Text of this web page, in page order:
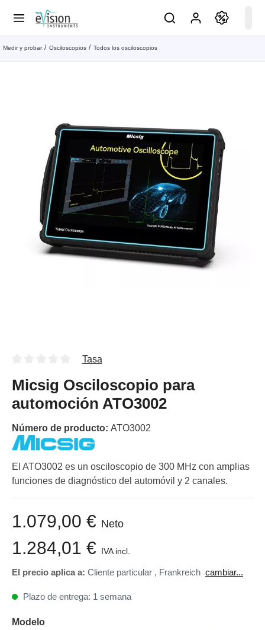
Medir y probar Osciloscopios Todos los osciloscopios
Tasa
Micsig Osciloscopio para
automoción ATO3002
Número de producto: ATO3002
El ATO3002 es un osciloscopio de 300 MHz con amplias
funciones de diagnóstico del automóvil y 2 canales.
1.079,00 € Neto
1.284,01 € IVA incl.
El precio aplica a: Cliente particular , Frankreich cambiar...
Plazo de entrega: 1 semana
Modelo